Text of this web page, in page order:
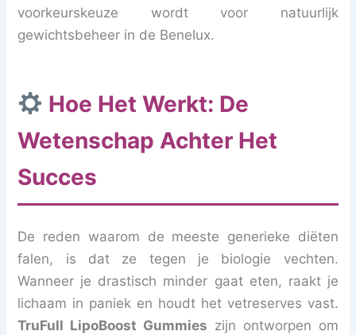
voorkeurskeuze wordt voor natuurlijk
gewichtsbeheer in de Benelux.
Hoe Het Werkt: De
Wetenschap Achter Het
Succes
De reden waarom de meeste generieke diëten
falen, is dat ze tegen je biologie vechten.
Wanneer je drastisch minder gaat eten, raakt je
lichaam in paniek en houdt het vetreserves vast.
TruFull LipoBoost Gummies zijn ontworpen om